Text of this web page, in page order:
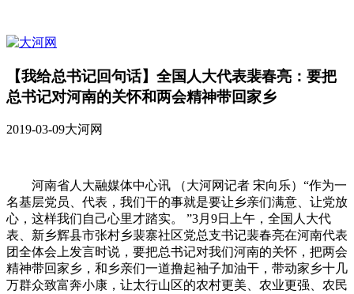
【我给总书记回句话】全国人大代表裴春亮：要把
总书记对河南的关怀和两会精神带回家乡
2019-03-09大河网
河南省人大融媒体中心讯 （大河网记者 宋向乐）“作为一
名基层党员、代表，我们干的事就是要让乡亲们满意、让党放
心，这样我们自己心里才踏实。 ”3月9日上午，全国人大代
表、新乡辉县市张村乡裴寨社区党总支书记裴春亮在河南代表
团全体会上发言时说，要把总书记对我们河南的关怀，把两会
精神带回家乡，和乡亲们一道撸起袖子加油干，带动家乡十几
万群众致富奔小康，让太行山区的农村更美、农业更强、农民